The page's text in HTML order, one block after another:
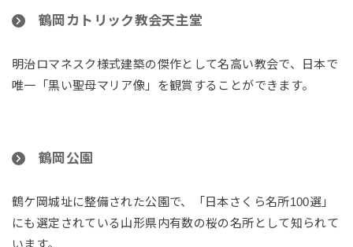
鶴岡カトリック教会天主堂
明治ロマネスク様式建築の傑作として名高い教会で、日本で
唯一「黒い聖母マリア像」を観賞することができます。
鶴岡公園
鶴ケ岡城址に整備された公園で、「日本さくら名所100選」
にも選定されている山形県内有数の桜の名所として知られて
います。